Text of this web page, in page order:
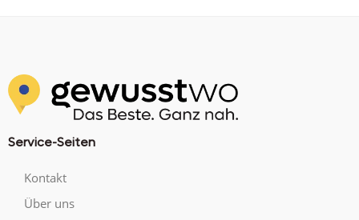
Service-Seiten
Kontakt
Über uns